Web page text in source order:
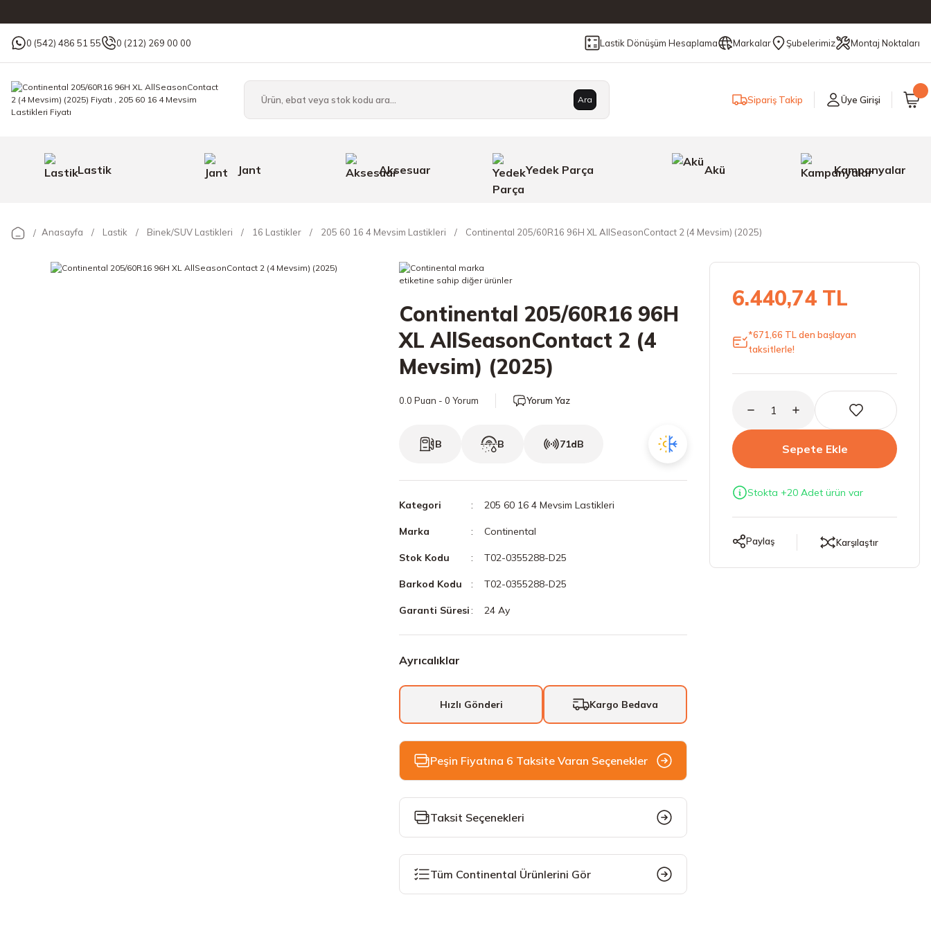
0 (542) 486 51 55 0 (212) 269 00 00 Lastik Dönüşüm Hesaplama Markalar Şubelerimiz Montaj Noktaları
Ara Sipariş Takip Üye Girişi
Lastik Jant Aksesuar Yedek Parça Akü Kampanyalar
Anasayfa Lastik Binek/SUV Lastikleri 16 Lastikler 205 60 16 4 Mevsim Lastikleri Continental 205/60R16 96H XL AllSeasonContact 2 (4 Mevsim) (2025)
Continental 205/60R16 96H
XL AllSeasonContact 2 (4
Mevsim) (2025)
0.0 Puan - 0 Yorum Yorum Yaz
B B 71dB
Kategori 205 60 16 4 Mevsim Lastikleri
Marka Continental
Stok Kodu T02-0355288-D25
Barkod Kodu T02-0355288-D25
Garanti Süresi 24 Ay
Ayrıcalıklar
Hızlı Gönderi Kargo Bedava
Peşin Fiyatına 6 Taksite Varan Seçenekler
Taksit Seçenekleri
Tüm Continental Ürünlerini Gör
6.440,74 TL
*671,66 TL den başlayan
taksitlerle!
Sepete Ekle
Stokta +20 Adet ürün var
Paylaş Karşılaştır